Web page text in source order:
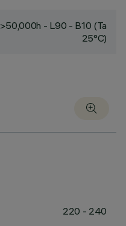
>50,000h - L90 - B10 (Ta
25°C)
220 - 240